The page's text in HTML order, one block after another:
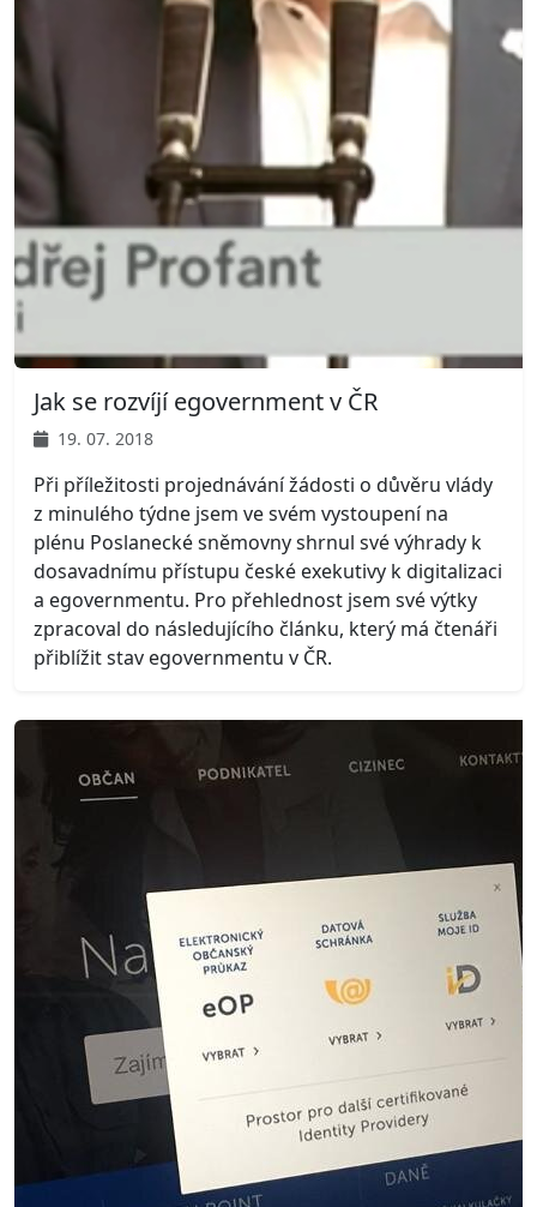
Jak se rozvíjí egovernment v ČR
19. 07. 2018
Při příležitosti projednávání žádosti o důvěru vlády
z minulého týdne jsem ve svém vystoupení na
plénu Poslanecké sněmovny shrnul své výhrady k
dosavadnímu přístupu české exekutivy k digitalizaci
a egovernmentu. Pro přehlednost jsem své výtky
zpracoval do následujícího článku, který má čtenáři
přiblížit stav egovernmentu v ČR.